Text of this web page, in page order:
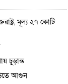
মূল্য ২৭ কোটি
চূড়ান্ত
আগুন